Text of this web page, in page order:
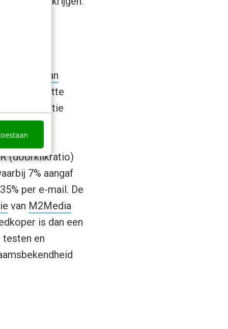
QR scan
. De ingezette
optimalisatie
van de
hoge
(doorklikratio)
7% aangaf
per e-mail. De
van M2Media
is dan een
testen en